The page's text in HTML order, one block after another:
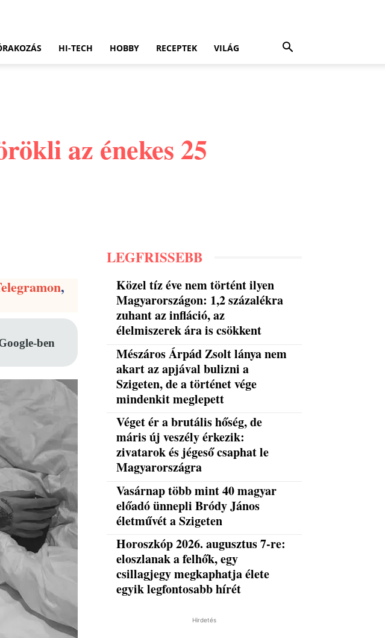
HI-TECH HOBBY RECEPTEK VILÁG
az énekes 25
,
ben
LEGFRISSEBB
Közel tíz éve nem történt ilyen
Magyarországon: 1,2 százalékra
zuhant az infláció, az
élelmiszerek ára is csökkent
Mészáros Árpád Zsolt lánya nem
akart az apjával bulizni a
Szigeten, de a történet vége
mindenkit meglepett
Véget ér a brutális hőség, de
máris új veszély érkezik:
zivatarok és jégeső csaphat le
Magyarországra
Vasárnap több mint 40 magyar
előadó ünnepli Bródy János
életművét a Szigeten
Horoszkóp 2026. augusztus 7-re:
eloszlanak a felhők, egy
csillagjegy megkaphatja élete
egyik legfontosabb hírét
Hirdetés